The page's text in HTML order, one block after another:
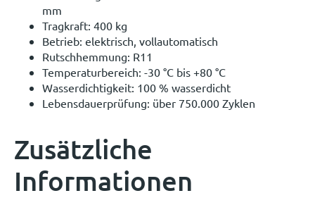
mm
Tragkraft: 400 kg
Betrieb: elektrisch, vollautomatisch
Rutschhemmung: R11
Temperaturbereich: -30 °C bis +80 °C
Wasserdichtigkeit: 100 % wasserdicht
Lebensdauerprüfung: über 750.000 Zyklen
Zusätzliche
Informationen